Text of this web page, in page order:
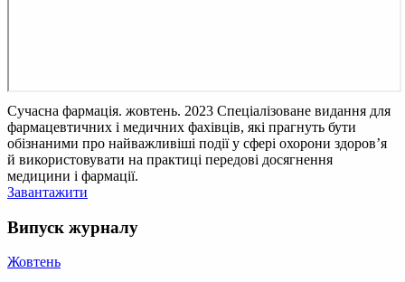
Сучасна фармація. жовтень. 2023 Спеціалізоване видання для
фармацевтичних і медичних фахівців, які прагнуть бути
обізнаними про найважливіші події у сфері охорони здоров’я
й використовувати на практиці передові досягнення
медицини і фармації.
Завантажити
Випуск журналу
Жовтень